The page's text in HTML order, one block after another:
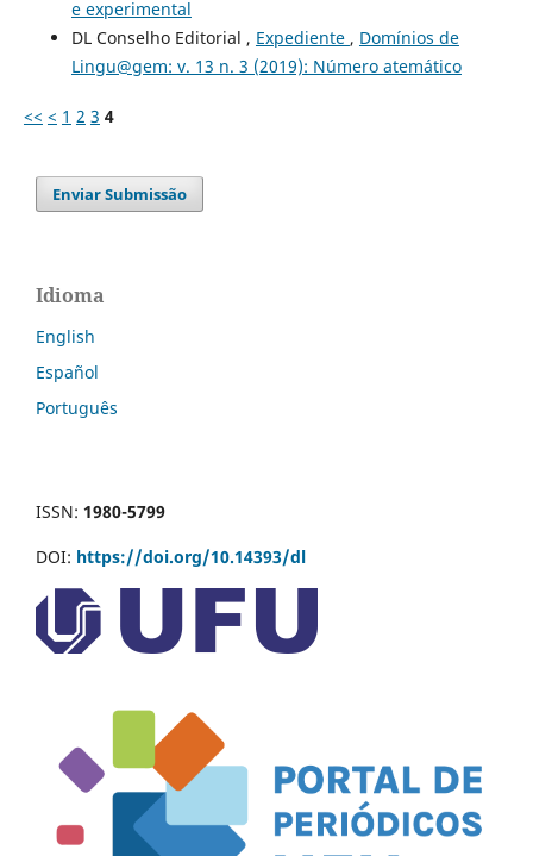
e experimental
DL Conselho Editorial , Expediente , Domínios de
Lingu@gem: v. 13 n. 3 (2019): Número atemático
<< < 1 2 3 4
Enviar Submissão
Idioma
English
Español
Português
ISSN: 1980-5799
DOI: https://doi.org/10.14393/dl